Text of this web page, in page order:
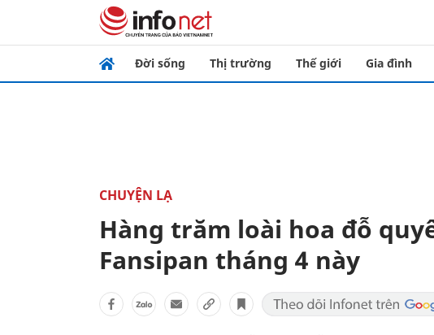
Đời sống Thị trường Thế giới Gia đình
CHUYỆN LẠ
Hàng trăm loài hoa đỗ
Fansipan tháng 4 này